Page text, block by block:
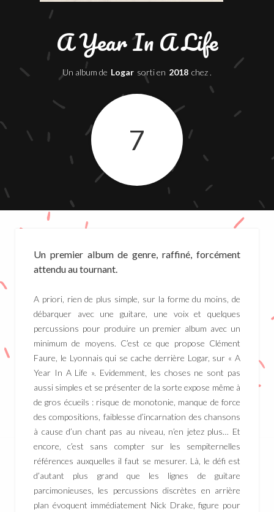
A Year In A Life
Un album de Logar sorti en 2018 chez .
7
Un premier album de genre, raffiné, forcément
attendu au tournant.
A priori, rien de plus simple, sur la forme du moins, de
débarquer avec une guitare, une voix et quelques
percussions pour produire un premier album avec un
minimum de moyens. C’est ce que propose Clément
Faure, le Lyonnais qui se cache derrière Logar, sur « A
Year In A Life ». Evidemment, les choses ne sont pas
aussi simples et se présenter de la sorte expose même à
de gros écueils : risque de monotonie, manque de force
des compositions, faiblesse d’incarnation des chansons
à cause d’un chant pas au niveau, n’en jetez plus… Et
encore, c’est sans compter sur les sempiternelles
références auxquelles il faut se mesurer. Là, le défi est
d’autant plus grand que les lignes de guitare
parcimonieuses, les percussions discrètes en arrière
plan évoquent immédiatement Nick Drake, figure pour